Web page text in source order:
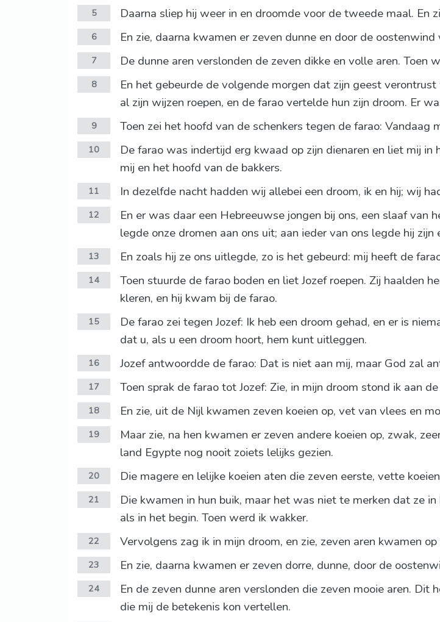
5 Daarna sliep hij weer in en droomde voor de tweede maal. En
6 En zie, daarna kwamen er zeven dunne en door de oostenwind
7 De dunne aren verslonden de zeven dikke en volle aren. Toen
8
En het gebeurde de volgende morgen dat zijn geest
al zijn wijzen roepen, en de farao vertelde hun zijn droom. Er
9 Toen zei het hoofd van de schenkers tegen de farao: Vandaag
10
De farao was indertijd erg kwaad op zijn dienaren en liet mij
mij en het hoofd van de bakkers.
11 In dezelfde nacht hadden wij allebei een droom, ik en hij; wij
12
En er was daar een Hebreeuwse jongen bij ons, een slaaf
legde onze dromen aan ons uit; aan ieder van ons legde hij zijn
13 En zoals hij ze ons uitlegde, zo is het gebeurd: mij heeft de
14
Toen stuurde de farao boden en liet Jozef roepen. Zij haalden
kleren, en hij kwam bij de farao.
15
De farao zei tegen Jozef: Ik heb een droom gehad, en er is
dat u, als u een droom hoort, hem kunt uitleggen.
16 Jozef antwoordde de farao: Dat is niet aan mij, maar God zal
17 Toen sprak de farao tot Jozef: Zie, in mijn droom stond ik aan
18 En zie, uit de Nijl kwamen zeven koeien op, vet van vlees en
19
Maar zie, na hen kwamen er zeven andere koeien op, zwak,
land Egypte nog nooit zoiets lelijks gezien.
20 Die magere en lelijke koeien aten die zeven eerste, vette
21
Die kwamen in hun buik, maar het was niet te merken dat ze
als in het begin. Toen werd ik wakker.
22 Vervolgens zag ik in mijn droom, en zie, zeven aren kwamen
23 En zie, daarna kwamen er zeven dorre, dunne, door de
24
En de zeven dunne aren verslonden die zeven mooie aren.
die mij de betekenis kon vertellen.